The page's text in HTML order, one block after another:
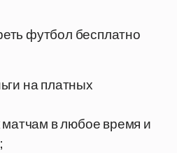
футбол бесплатно
на платных
матчам в любое время и